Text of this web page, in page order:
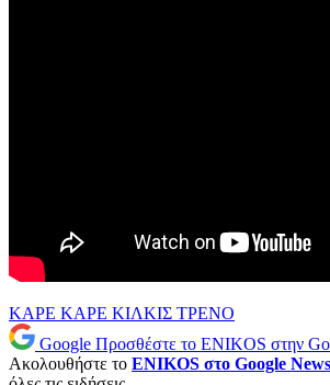
ΚΑΡΕ ΚΑΡΕ ΚΙΛΚΙΣ ΤΡΕΝΟ
Google Προσθέστε το ENIKOS στην
Ακολουθήστε το ENIKOS στο Google News